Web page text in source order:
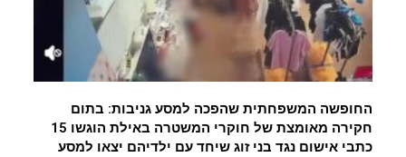
החופשה המשפחתית שהפכה למסע גניבות: בתום
חקירה מאומצת של חוקרי המשטרה באילת הוגשו 15
כתבי אישום נגד בני זוג שיחד עם ילדיהם יצאו למסע